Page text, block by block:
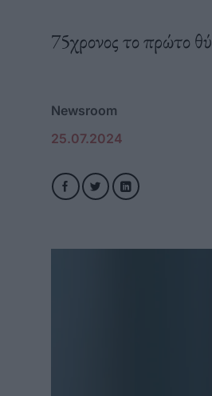
75χρονος το πρώτο
Newsroom
25.07.2024